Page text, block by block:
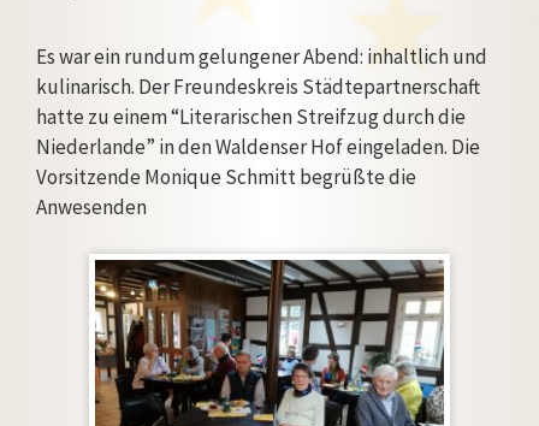
Es war ein rundum gelungener Abend: inhaltlich und
kulinarisch. Der Freundeskreis Städtepartnerschaft
hatte zu einem “Literarischen Streifzug durch die
Niederlande” in den Waldenser Hof eingeladen. Die
Vorsitzende Monique Schmitt begrüßte die
Anwesenden